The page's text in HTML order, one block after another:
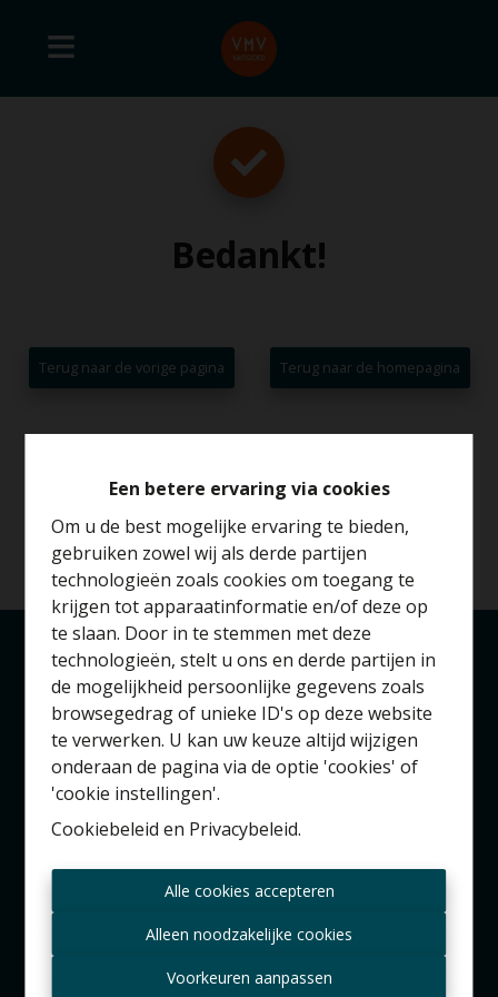
Een betere ervaring via cookies
Om u de best mogelijke ervaring te bieden,
gebruiken zowel wij als derde partijen
technologieën zoals cookies om toegang te
krijgen tot apparaatinformatie en/of deze op
te slaan. Door in te stemmen met deze
technologieën, stelt u ons en derde partijen in
de mogelijkheid persoonlijke gegevens zoals
browsegedrag of unieke ID's op deze website
te verwerken. U kan uw keuze altijd wijzigen
onderaan de pagina via de optie 'cookies' of
'cookie instellingen'.
Cookiebeleid en Privacybeleid.
Alle cookies accepteren
Alleen noodzakelijke cookies
Voorkeuren aanpassen
Bedankt!
Terug naar de vorige pagina Terug naar de homepagina
Londerzeel
Kerkhofstraat 90A
1840 Londerzeel
Brussel
Zeypstraat 17
1083 Brussel
Meise
Valkebeekstraat 24
Benieuwd naar de
waarde van je huis?
Gratis schatting
Altijd als eerste op de
hoogte zijn van nieuwe
aanbiedingen?
Ontvang aanbod per mail